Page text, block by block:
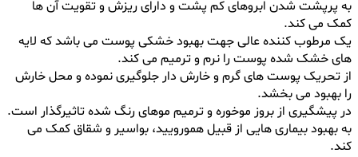
به پرپشت شدن ابروهای کم پشت و دارای ریزش و تقویت آن ها
کمک می کند.
یک مرطوب کننده عالی جهت بهبود خشکی پوست می باشد که لایه
های خشک شده پوست را نرم و ترمیم می کند.
از تحریک پوست های گرم و خارش دار جلوگیری نموده و محل خارش
را بهبود می بخشد.
در پیشگیری از بروز موخوره و ترمیم موهای رنگ شده تاثیرگذار است.
به بهبود بیماری هایی از قبیل همورویید، بواسیر و شقاق کمک می
کند.